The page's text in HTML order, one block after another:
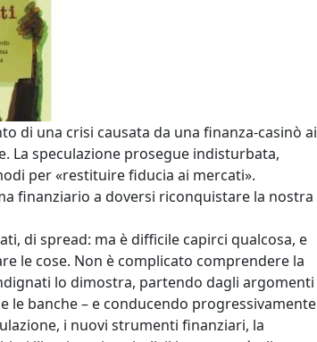
di una crisi causata da una finanza-casinò ai
La speculazione prosegue indisturbata,
per «restituire fiducia ai mercati».
finanziario a doversi riconquistare la nostra
di spread: ma è difficile capirci qualcosa, e
le cose. Non è complicato comprendere la
lo dimostra, partendo dagli argomenti
le banche – e conducendo progressivamente
i nuovi strumenti finanziari, la